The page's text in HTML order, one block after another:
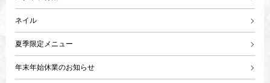
ネイル
夏季限定メニュー
年末年始休業のお知らせ